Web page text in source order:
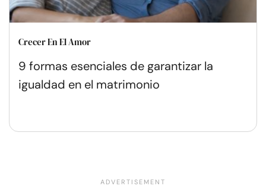
Crecer En El Amor
9 formas esenciales de garantizar la
igualdad en el matrimonio